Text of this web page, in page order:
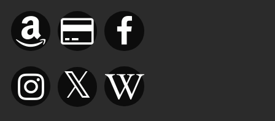
Citations
Bibliographie